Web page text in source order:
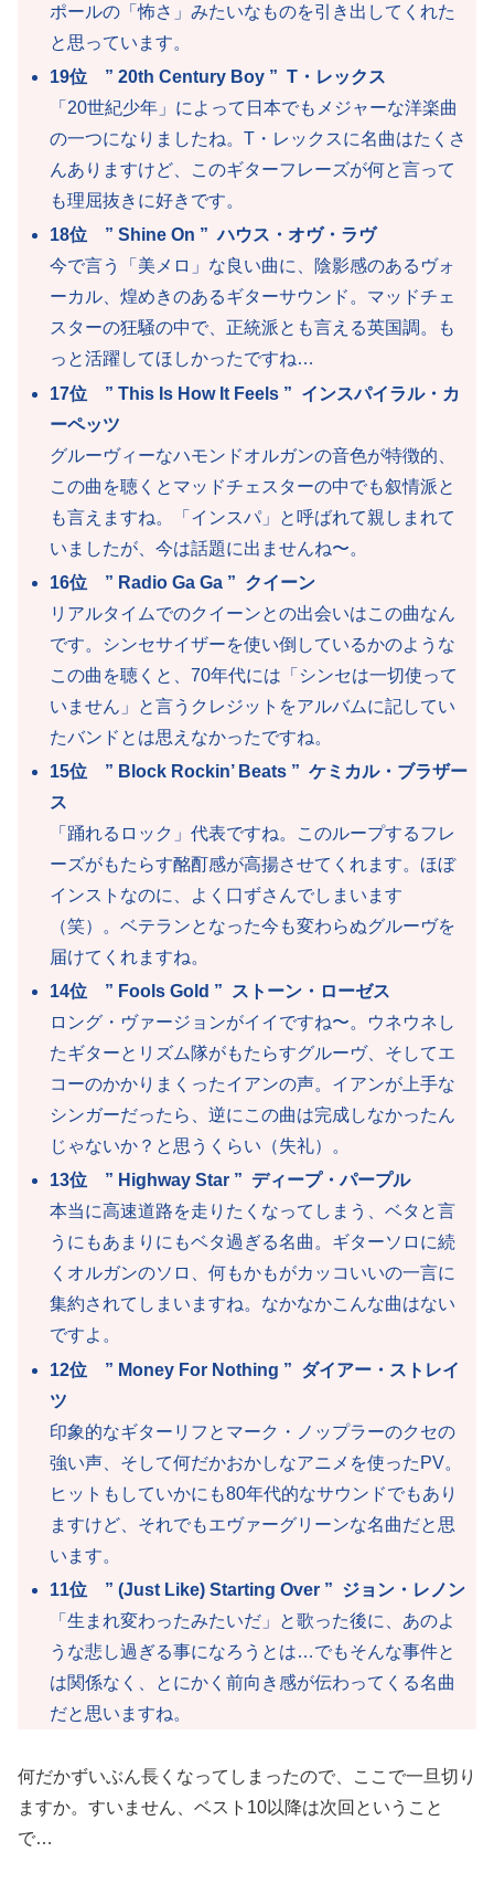
ポールの「怖さ」みたいなものを引き出してくれた
と思っています。
19位 ” 20th Century Boy ” T・レックス
「20世紀少年」によって日本でもメジャーな洋楽曲
の一つになりましたね。T・レックスに名曲はたくさ
んありますけど、このギターフレーズが何と言って
も理屈抜きに好きです。
18位 ” Shine On ” ハウス・オヴ・ラヴ
今で言う「美メロ」な良い曲に、陰影感のあるヴォ
ーカル、煌めきのあるギターサウンド。マッドチェ
スターの狂騒の中で、正統派とも言える英国調。も
っと活躍してほしかったですね…
17位 ” This Is How It Feels ” インスパイラル・カ
ーペッツ
グルーヴィーなハモンドオルガンの音色が特徴的、
この曲を聴くとマッドチェスターの中でも叙情派と
も言えますね。「インスパ」と呼ばれて親しまれて
いましたが、今は話題に出ませんね〜。
16位 ” Radio Ga Ga ” クイーン
リアルタイムでのクイーンとの出会いはこの曲なん
です。シンセサイザーを使い倒しているかのような
この曲を聴くと、70年代には「シンセは一切使って
いません」と言うクレジットをアルバムに記してい
たバンドとは思えなかったですね。
15位 ” Block Rockin’ Beats ” ケミカル・ブラザー
ス
「踊れるロック」代表ですね。このループするフレ
ーズがもたらす酩酊感が高揚させてくれます。ほぼ
インストなのに、よく口ずさんでしまいます
（笑）。ベテランとなった今も変わらぬグルーヴを
届けてくれますね。
14位 ” Fools Gold ” ストーン・ローゼス
ロング・ヴァージョンがイイですね〜。ウネウネし
たギターとリズム隊がもたらすグルーヴ、そしてエ
コーのかかりまくったイアンの声。イアンが上手な
シンガーだったら、逆にこの曲は完成しなかったん
じゃないか？と思うくらい（失礼）。
13位 ” Highway Star ” ディープ・パープル
本当に高速道路を走りたくなってしまう、ベタと言
うにもあまりにもベタ過ぎる名曲。ギターソロに続
くオルガンのソロ、何もかもがカッコいいの一言に
集約されてしまいますね。なかなかこんな曲はない
ですよ。
12位 ” Money For Nothing ” ダイアー・ストレイ
ツ
印象的なギターリフとマーク・ノップラーのクセの
強い声、そして何だかおかしなアニメを使ったPV。
ヒットもしていかにも80年代的なサウンドでもあり
ますけど、それでもエヴァーグリーンな名曲だと思
います。
11位 ” (Just Like) Starting Over ” ジョン・レノン
「生まれ変わったみたいだ」と歌った後に、あのよ
うな悲し過ぎる事になろうとは…でもそんな事件と
は関係なく、とにかく前向き感が伝わってくる名曲
だと思いますね。
何だかずいぶん長くなってしまったので、ここで一旦切り
ますか。すいません、ベスト10以降は次回ということ
で…